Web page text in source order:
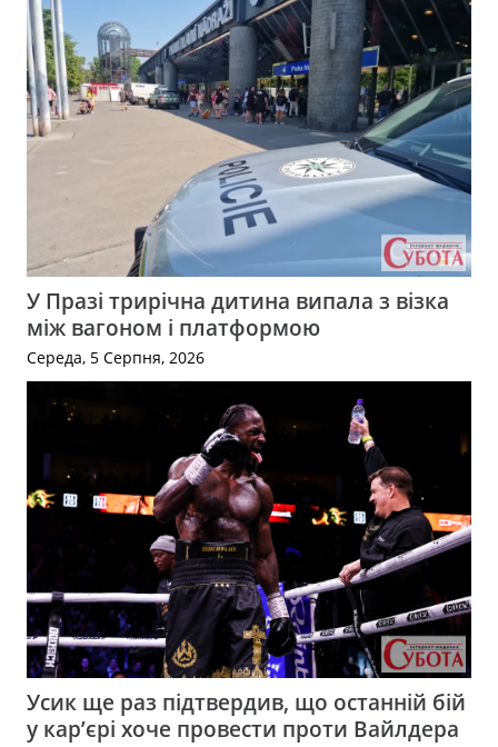
У Празі трирічна дитина випала з візка
між вагоном і платформою
Середа, 5 Серпня, 2026
Усик ще раз підтвердив, що останній бій
у кар’єрі хоче провести проти Вайлдера